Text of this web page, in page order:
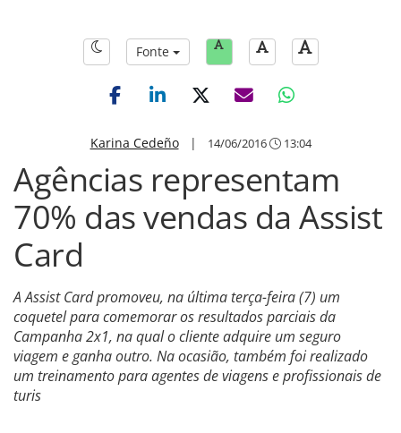
Fonte
Karina Cedeño| 14/06/2016 13:04
Agências representam
70% das vendas da Assist
Card
A Assist Card promoveu, na última terça-feira (7) um
coquetel para comemorar os resultados parciais da
Campanha 2x1, na qual o cliente adquire um seguro
viagem e ganha outro. Na ocasião, também foi realizado
um treinamento para agentes de viagens e profissionais de
turis